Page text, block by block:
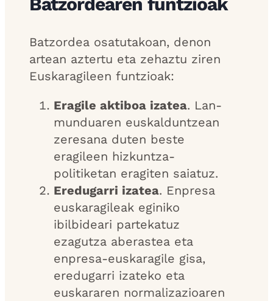
Batzordea osatutakoan, denon
artean aztertu eta zehaztu ziren
Euskaragileen funtzioak:
Eragile aktiboa izatea. Lan-
munduaren euskalduntzean
zeresana duten beste
eragileen hizkuntza-
politiketan eragiten saiatuz.
Eredugarri izatea. Enpresa
euskaragileak eginiko
ibilbideari partekatuz
ezagutza aberastea eta
enpresa-euskaragile gisa,
eredugarri izateko eta
euskararen normalizazioaren